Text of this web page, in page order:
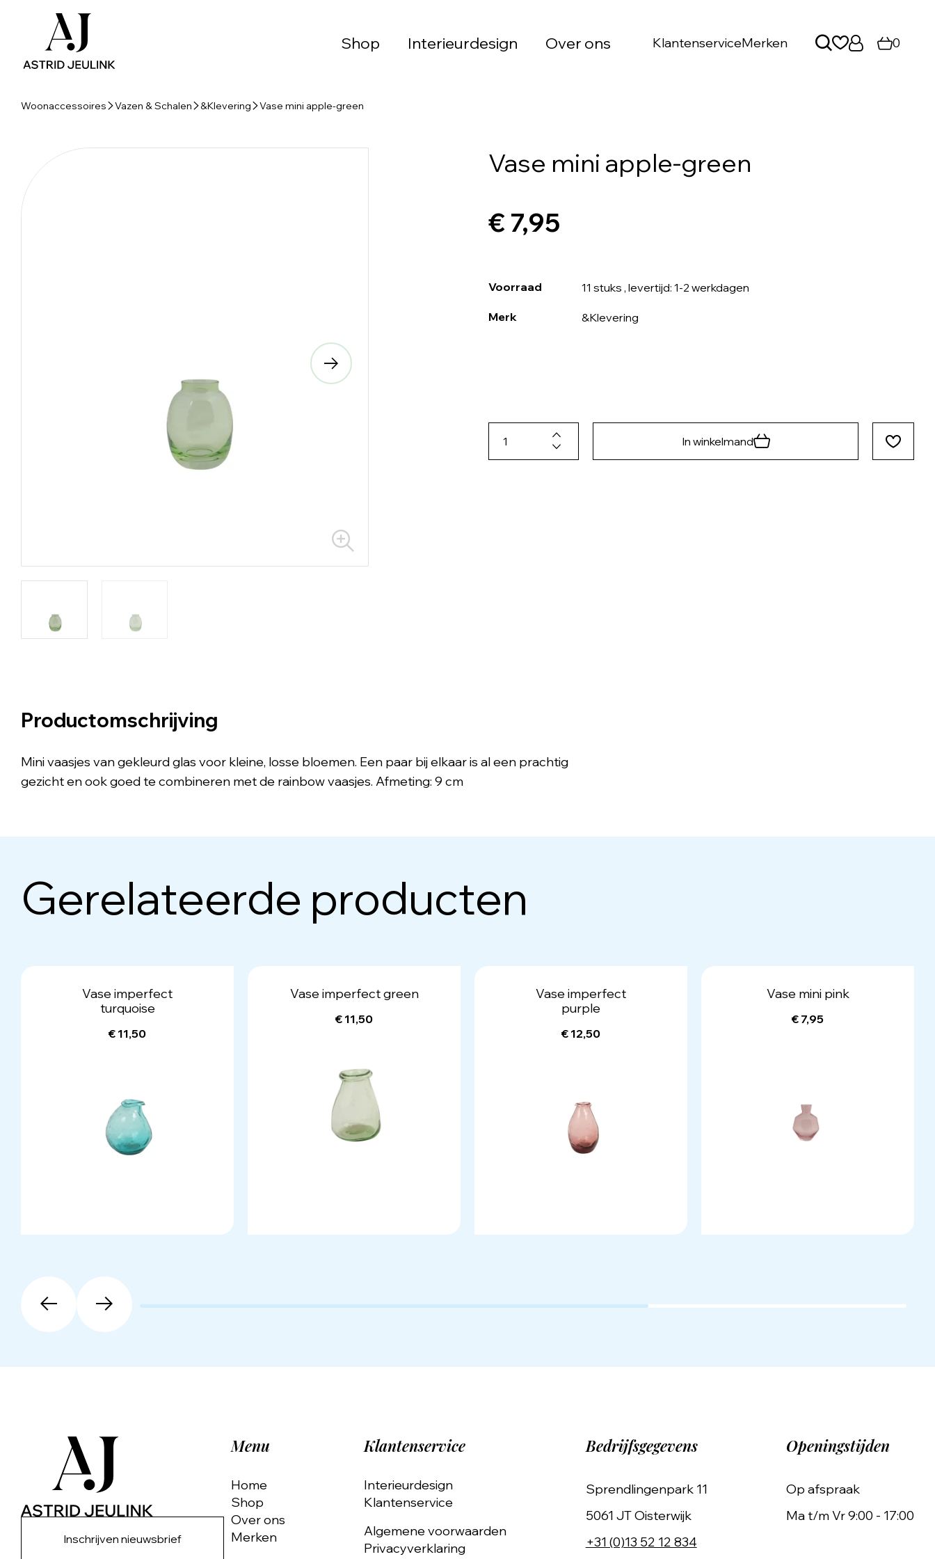
Shop Interieurdesign Over ons KlantenserviceMerken 0
Woonaccessoires Vazen & Schalen &Klevering Vase mini apple-green
Vase mini apple-green
€ 7,95
Voorraad 11 stuks , levertijd: 1-2 werkdagen
Merk &Klevering
In winkelmand
Productomschrijving
Mini vaasjes van gekleurd glas voor kleine, losse bloemen. Een paar bij elkaar is al een prachtig
gezicht en ook goed te combineren met de rainbow vaasjes. Afmeting: 9 cm
Gerelateerde producten
Vase imperfect
turquoise
€ 11,50
Vase imperfect green
€ 11,50
Vase imperfect
purple
€ 12,50
Vase mini pink
€ 7,95
Inschrijven nieuwsbrief
Menu
Home
Shop
Over ons
Merken
Klantenservice
Interieurdesign
Klantenservice
Algemene voorwaarden
Privacyverklaring
Bedrijfsgegevens
Sprendlingenpark 11
5061 JT Oisterwijk
+31 (0)13 52 12 834
Openingstijden
Op afspraak
Ma t/m Vr 9:00 - 17:00